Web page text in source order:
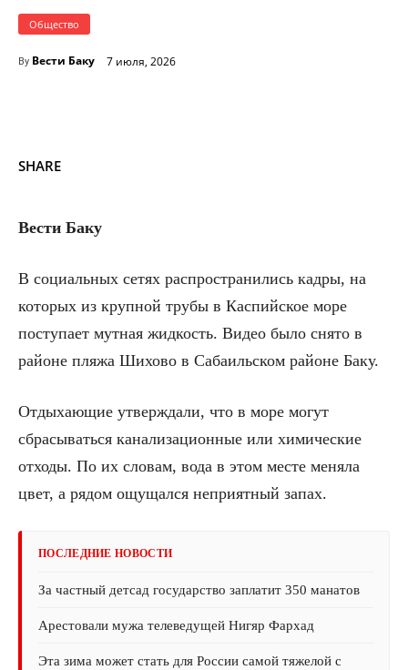
Общество
By Вести Баку 7 июля, 2026
SHARE
Вести Баку
В социальных сетях распространились кадры, на
которых из крупной трубы в Каспийское море
поступает мутная жидкость. Видео было снято в
районе пляжа Шихово в Сабаильском районе Баку.
Отдыхающие утверждали, что в море могут
сбрасываться канализационные или химические
отходы. По их словам, вода в этом месте меняла
цвет, а рядом ощущался неприятный запах.
ПОСЛЕДНИЕ НОВОСТИ
За частный детсад государство заплатит 350 манатов
Арестовали мужа телеведущей Нигяр Фархад
Эта зима может стать для России самой тяжелой с